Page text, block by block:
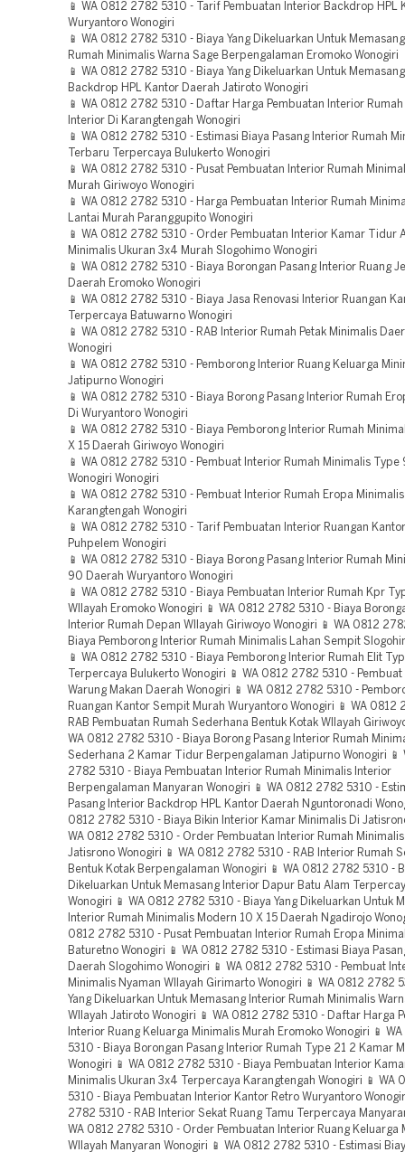
📱 WA 0812 2782 5310 - Tarif Pembuatan Interior Backdrop HPL
Wuryantoro Wonogiri
📱 WA 0812 2782 5310 - Biaya Yang Dikeluarkan Untuk
Rumah Minimalis Warna Sage Berpengalaman Eromoko Wonogiri
📱 WA 0812 2782 5310 - Biaya Yang Dikeluarkan Untuk
Backdrop HPL Kantor Daerah Jatiroto Wonogiri
📱 WA 0812 2782 5310 - Daftar Harga Pembuatan Interior
Interior Di Karangtengah Wonogiri
📱 WA 0812 2782 5310 - Estimasi Biaya Pasang Interior Rumah
Terbaru Terpercaya Bulukerto Wonogiri
📱 WA 0812 2782 5310 - Pusat Pembuatan Interior Rumah
Murah Giriwoyo Wonogiri
📱 WA 0812 2782 5310 - Harga Pembuatan Interior Rumah
Lantai Murah Paranggupito Wonogiri
📱 WA 0812 2782 5310 - Order Pembuatan Interior Kamar Tidur
Minimalis Ukuran 3x4 Murah Slogohimo Wonogiri
📱 WA 0812 2782 5310 - Biaya Borongan Pasang Interior Ruang
Daerah Eromoko Wonogiri
📱 WA 0812 2782 5310 - Biaya Jasa Renovasi Interior Ruangan
Terpercaya Batuwarno Wonogiri
📱 WA 0812 2782 5310 - RAB Interior Rumah Petak Minimalis
Wonogiri
📱 WA 0812 2782 5310 - Pemborong Interior Ruang Keluarga
Jatipurno Wonogiri
📱 WA 0812 2782 5310 - Biaya Borong Pasang Interior Rumah
Di Wuryantoro Wonogiri
📱 WA 0812 2782 5310 - Biaya Pemborong Interior Rumah
X 15 Daerah Giriwoyo Wonogiri
📱 WA 0812 2782 5310 - Pembuat Interior Rumah Minimalis Type
Wonogiri Wonogiri
📱 WA 0812 2782 5310 - Pembuat Interior Rumah Eropa
Karangtengah Wonogiri
📱 WA 0812 2782 5310 - Tarif Pembuatan Interior Ruangan
Puhpelem Wonogiri
📱 WA 0812 2782 5310 - Biaya Borong Pasang Interior Rumah
90 Daerah Wuryantoro Wonogiri
📱 WA 0812 2782 5310 - Biaya Pembuatan Interior Rumah Kpr
WIlayah Eromoko Wonogiri 📱 WA 0812 2782 5310 - Biaya
Interior Rumah Depan WIlayah Giriwoyo Wonogiri 📱 WA 0812
Biaya Pemborong Interior Rumah Minimalis Lahan Sempit
📱 WA 0812 2782 5310 - Biaya Pemborong Interior Rumah Elit
Terpercaya Bulukerto Wonogiri 📱 WA 0812 2782 5310 -
Warung Makan Daerah Wonogiri 📱 WA 0812 2782 5310 -
Ruangan Kantor Sempit Murah Wuryantoro Wonogiri 📱 WA 0812
RAB Pembuatan Rumah Sederhana Bentuk Kotak WIlayah
WA 0812 2782 5310 - Biaya Borong Pasang Interior Rumah
Sederhana 2 Kamar Tidur Berpengalaman Jatipurno Wonogiri 📱
2782 5310 - Biaya Pembuatan Interior Rumah Minimalis Interior
Berpengalaman Manyaran Wonogiri 📱 WA 0812 2782 5310 -
Pasang Interior Backdrop HPL Kantor Daerah Nguntoronadi
0812 2782 5310 - Biaya Bikin Interior Kamar Minimalis Di
WA 0812 2782 5310 - Order Pembuatan Interior Rumah
Jatisrono Wonogiri 📱 WA 0812 2782 5310 - RAB Interior Rumah
Bentuk Kotak Berpengalaman Wonogiri 📱 WA 0812 2782 5310 -
Dikeluarkan Untuk Memasang Interior Dapur Batu Alam
Wonogiri 📱 WA 0812 2782 5310 - Biaya Yang Dikeluarkan Untuk
Interior Rumah Minimalis Modern 10 X 15 Daerah Ngadirojo
0812 2782 5310 - Pusat Pembuatan Interior Rumah Eropa
Baturetno Wonogiri 📱 WA 0812 2782 5310 - Estimasi Biaya
Daerah Slogohimo Wonogiri 📱 WA 0812 2782 5310 - Pembuat
Minimalis Nyaman WIlayah Girimarto Wonogiri 📱 WA 0812 2782
Yang Dikeluarkan Untuk Memasang Interior Rumah Minimalis
WIlayah Jatiroto Wonogiri 📱 WA 0812 2782 5310 - Daftar Harga
Interior Ruang Keluarga Minimalis Murah Eromoko Wonogiri 📱
5310 - Biaya Borongan Pasang Interior Rumah Type 21 2 Kamar
Wonogiri 📱 WA 0812 2782 5310 - Biaya Pembuatan Interior
Minimalis Ukuran 3x4 Terpercaya Karangtengah Wonogiri 📱 WA
5310 - Biaya Pembuatan Interior Kantor Retro Wuryantoro
2782 5310 - RAB Interior Sekat Ruang Tamu Terpercaya
WA 0812 2782 5310 - Order Pembuatan Interior Ruang Keluarga
WIlayah Manyaran Wonogiri 📱 WA 0812 2782 5310 - Estimasi